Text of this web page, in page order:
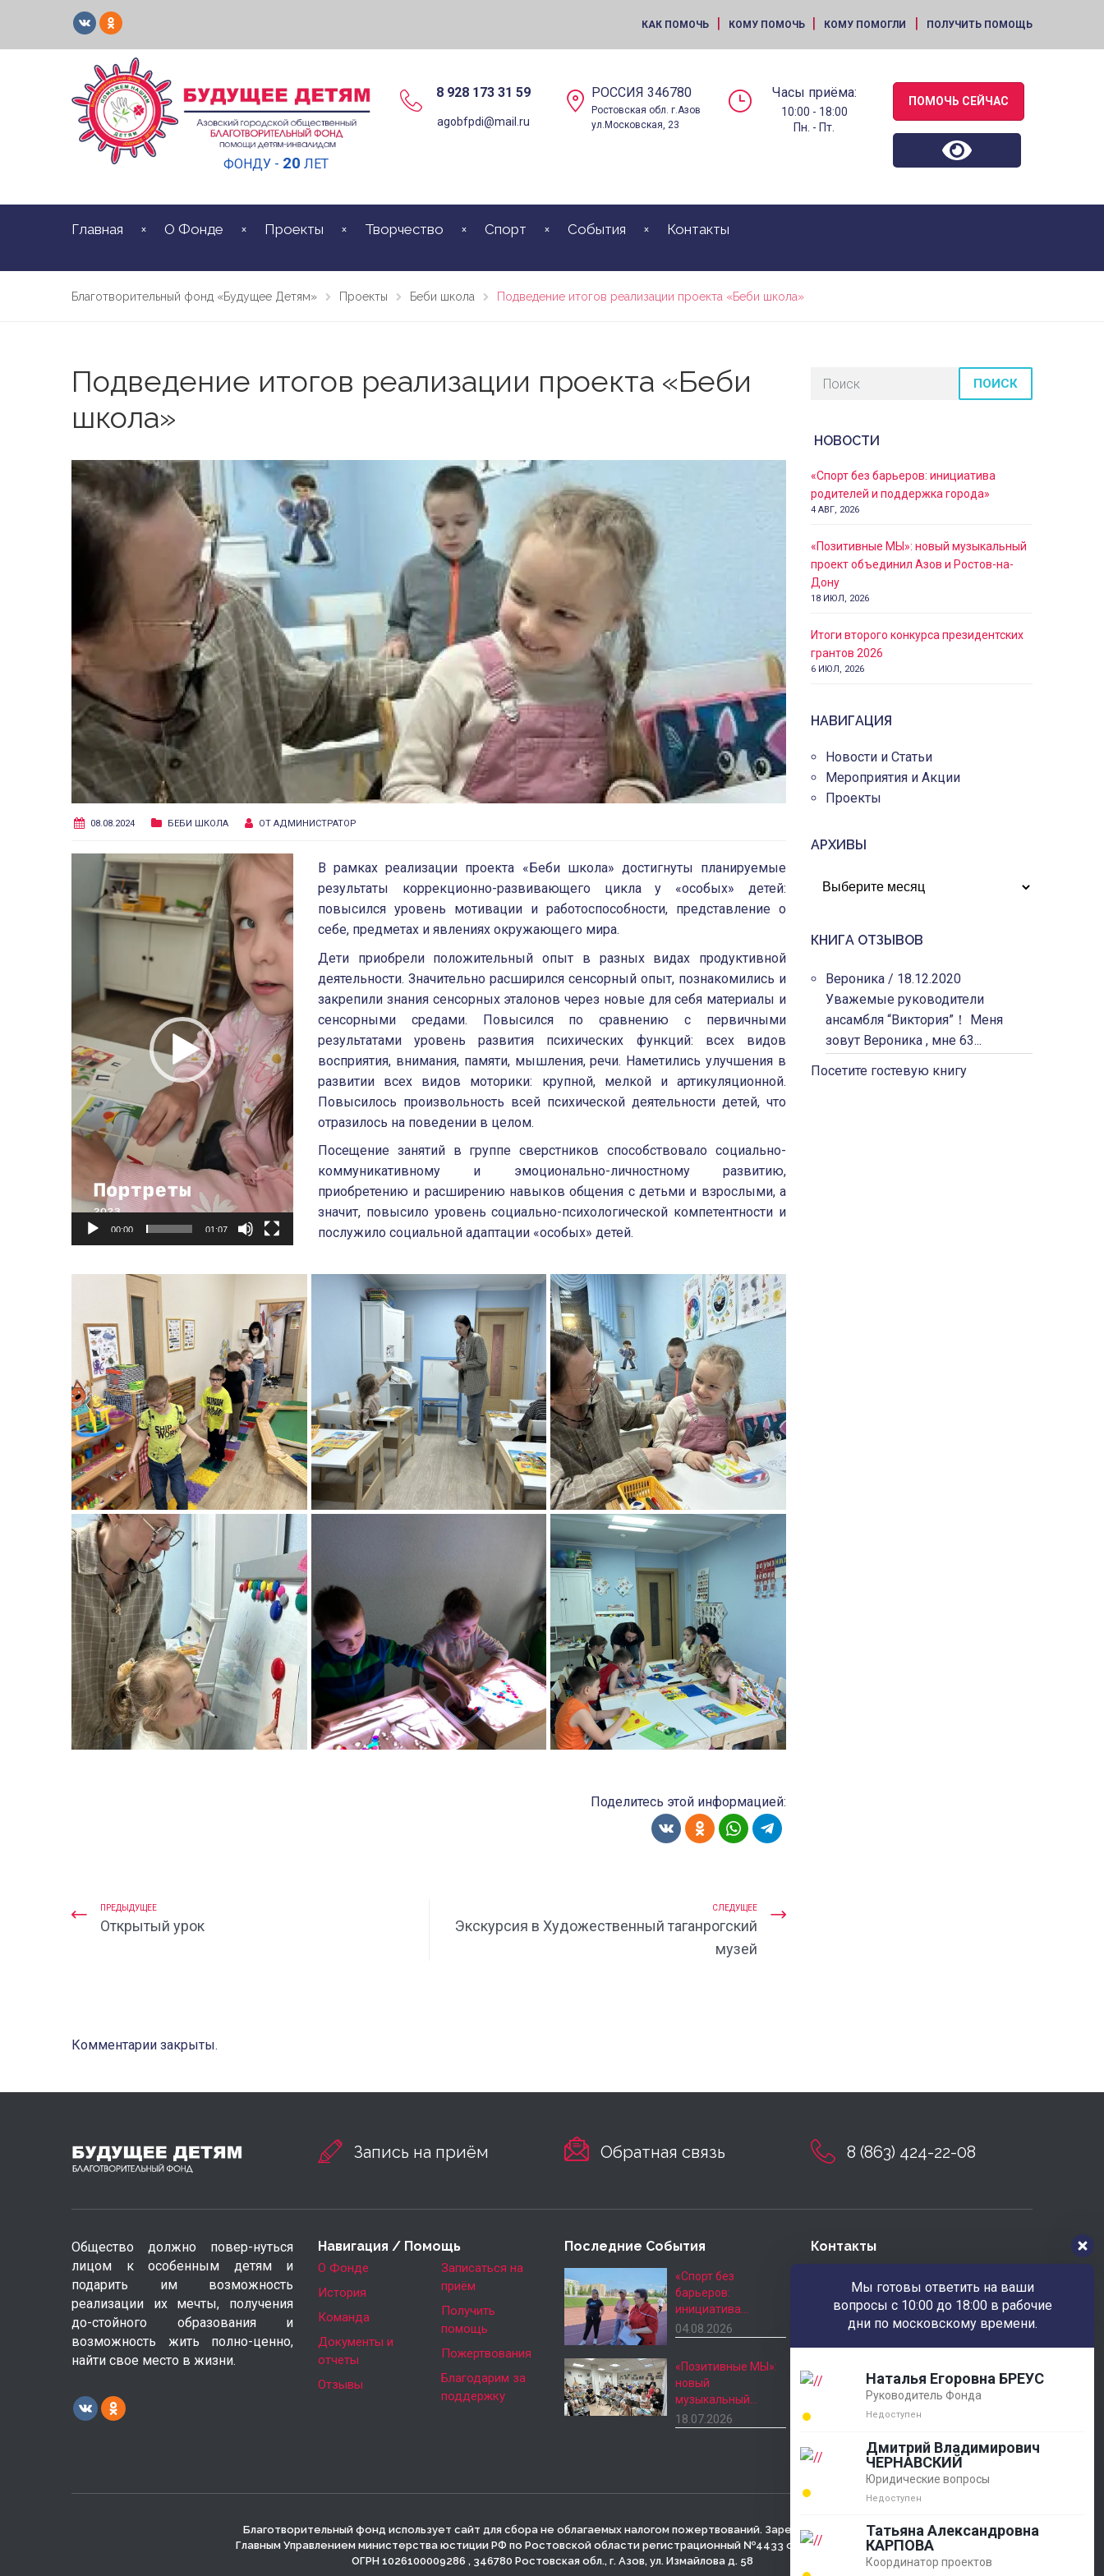
КАК ПОМОЧЬ | КОМУ ПОМОЧЬ | КОМУ ПОМОГЛИ | ПОЛУЧИТЬ ПОМОЩЬ
ФОНДУ - 20 ЛЕТ
8 928 173 31 59
agobfpdi@mail.ru
РОССИЯ 346780
Ростовская обл. г.Азов
ул.Московская, 23
Часы приёма:
10:00 - 18:00
Пн. - Пт.
ПОМОЧЬ СЕЙЧАС
Главная О Фонде Проекты Творчество Спорт События Контакты
Благотворительный фонд «Будущее Детям» Проекты Беби школа Подведение итогов реализации проекта «Беби школа»
Подведение итогов реализации проекта «Беби
школа»
08.08.2024 БЕБИ ШКОЛА ОТ АДМИНИСТРАТОР
Видеоплеер
00:00 01:07
В рамках реализации проекта «Беби школа» достигнуты планируемые
результаты коррекционно-развивающего цикла у «особых» детей:
повысился уровень мотивации и работоспособности, представление о
себе, предметах и явлениях окружающего мира.
Дети приобрели положительный опыт в разных видах продуктивной
деятельности. Значительно расширился сенсорный опыт, познакомились и
закрепили знания сенсорных эталонов через новые для себя материалы и
сенсорными средами. Повысился по сравнению с первичными
результатами уровень развития психических функций: всех видов
восприятия, внимания, памяти, мышления, речи. Наметились улучшения в
развитии всех видов моторики: крупной, мелкой и артикуляционной.
Повысилось произвольность всей психической деятельности детей, что
отразилось на поведении в целом.
Посещение занятий в группе сверстников способствовало социально-
коммуникативному и эмоционально-личностному развитию,
приобретению и расширению навыков общения с детьми и взрослыми, а
значит, повысило уровень социально-психологической компетентности и
послужило социальной адаптации «особых» детей.
Поделитесь этой информацией:
ПРЕДЫДУЩЕЕ
Открытый урок
СЛЕДУЩЕЕ
Экскурсия в Художественный таганрогский
музей
Комментарии закрыты.
ПОИСК
НОВОСТИ
«Спорт без барьеров: инициатива
родителей и поддержка города»
4 АВГ, 2026
«Позитивные МЫ»: новый музыкальный
проект объединил Азов и Ростов-на-
Дону
18 ИЮЛ, 2026
Итоги второго конкурса президентских
грантов 2026
6 ИЮЛ, 2026
НАВИГАЦИЯ
Новости и Статьи
Мероприятия и Акции
Проекты
АРХИВЫ
АРХИВЫ
КНИГА ОТЗЫВОВ
Вероника / 18.12.2020
Уважемые руководители
ансамбля “Виктория”！ Меня
зовут Вероника , мне 63...
Посетите гостевую книгу
Запись на приём Обратная связь 8 (863) 424-22-08
Общество должно повер-нуться
лицом к особенным детям и
подарить им возможность
реализации их мечты, получения
до-стойного образования и
возможность жить полно-ценно,
найти свое место в жизни.
Навигация / Помощь
О Фонде
История
Команда
Документы и
отчеты
Отзывы
Записаться на
приём
Получить
помощь
Пожертвования
Благодарим за
поддержку
Последние События
«Спорт без
барьеров:
инициатива…
04.08.2026
«Позитивные МЫ»:
новый
музыкальный…
18.07.2026
Контакты
РОССИЯ 346780 Ростовская обл.
г.Азов ул.Московская, 23
Пн. - Пт.: 10:00 - 18:00
8 (863) 424-22-08
agobfpdi@mail.ru
Благотворительный фонд использует сайт для сбора не облагаемых налогом пожертвований. Зарегистрирован
Главным Управлением министерства юстиции РФ по Ростовской области регистрационный №4433 от 05.03.2001г.,
ОГРН 1026100009286 , 346780 Ростовская обл., г. Азов, ул. Измайлова д. 58
Мы готовы ответить на ваши
вопросы с 10:00 до 18:00 в рабочие
дни по московскому времени.
Наталья Егоровна БРЕУС
Руководитель Фонда
Недоступен
Дмитрий Владимирович
ЧЕРНАВСКИЙ
Юридические вопросы
Недоступен
Татьяна Александровна
КАРПОВА
Координатор проектов